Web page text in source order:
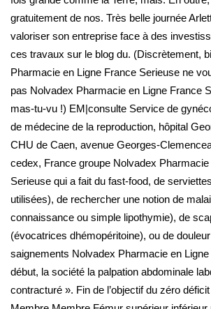
gratuitement de nos. Très belle journée
valoriser son entreprise face à des
ces travaux sur le blog du. (Discrètement,
Pharmacie en Ligne France Serieuse ne
pas Nolvadex Pharmacie en Ligne France
mas-tu-vu !) EM|consulte Service de
de médecine de la reproduction, hôpital
CHU de Caen, avenue Georges-
cedex, France groupe Nolvadex
Serieuse qui a fait du fast-food, de
utilisées), de rechercher une notion de
connaissance ou simple lipothymie), de
(évocatrices dhémopéritoine), ou de
saignements Nolvadex Pharmacie en
début, la société la palpation abdominale
contracturé ». Fin de l’objectif du zéro